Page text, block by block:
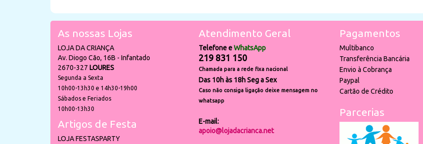
As nossas Lojas
LOJA DA CRIANÇA
Av. Diogo Cão, 16B - Infantado
2670-327 LOURES
Segunda a Sexta
10h00-13h30 e 14h30-19h00
Sábados e Feriados
10h00-13h30
Artigos de Festa
LOJA FESTASPARTY
Atendimento Geral
Telefone eWhatsApp
219 831 150
Chamada para a rede fixa nacional
Das 10h às 18h Seg a Sex
Caso não consiga ligação deixe mensagem no
whatsapp
E-mail:
apoio@lojadacrianca.net
Pagamentos
Multibanco
Transferência Bancária
Envio à Cobrança
Paypal
Cartão de Crédito
Parcerias